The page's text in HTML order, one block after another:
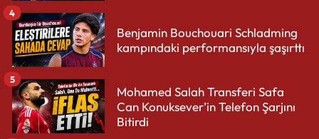
Benjamin Bouchouari Schladming
kampındaki performansıyla şaşırttı
4
Mohamed Salah Transferi Safa
Can Konuksever’in Telefon Şarjını
Bitirdi
5